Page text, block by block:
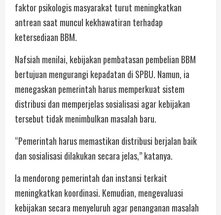
faktor psikologis masyarakat turut meningkatkan
antrean saat muncul kekhawatiran terhadap
ketersediaan BBM.
Nafsiah menilai, kebijakan pembatasan pembelian BBM
bertujuan mengurangi kepadatan di SPBU. Namun, ia
menegaskan pemerintah harus memperkuat sistem
distribusi dan memperjelas sosialisasi agar kebijakan
tersebut tidak menimbulkan masalah baru.
“Pemerintah harus memastikan distribusi berjalan baik
dan sosialisasi dilakukan secara jelas,” katanya.
Ia mendorong pemerintah dan instansi terkait
meningkatkan koordinasi. Kemudian, mengevaluasi
kebijakan secara menyeluruh agar penanganan masalah